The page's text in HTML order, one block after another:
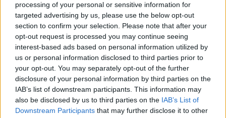
processing of your personal or sensitive information for
targeted advertising by us, please use the below opt-out
section to confirm your selection. Please note that after your
opt-out request is processed you may continue seeing
interest-based ads based on personal information utilized by
us or personal information disclosed to third parties prior to
your opt-out. You may separately opt-out of the further
disclosure of your personal information by third parties on the
IAB’s list of downstream participants. This information may
also be disclosed by us to third parties on the IAB’s List of
Downstream Participants that may further disclose it to other
AUR în Senat: „Nu mai recunosc autoritatea
dictatorială a UE! Pregătesc rezistența în
munți!“
*Ion Rădoi și concubina sa – 60 de zile sub
control judiciar. Nu au voie să iasă din țară sau
să poarte arme. Una dintre acuzații: șantajul